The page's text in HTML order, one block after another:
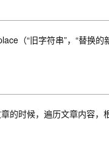
（“旧字符串”，“替换的新
的时候，遍历文章内容